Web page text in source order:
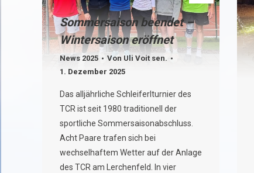
Sommersaison beendet –
Wintersaison eröffnet
News 2025 Von Uli Voit sen.
1. Dezember 2025
Das alljährliche Schleiferlturnier des
TCR ist seit 1980 traditionell der
sportliche Sommersaisonabschluss.
Acht Paare trafen sich bei
wechselhaftem Wetter auf der Anlage
des TCR am Lerchenfeld. In vier